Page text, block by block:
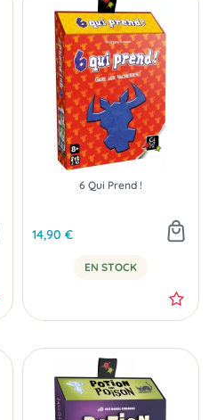
6 Qui Prend !
14,90 €
EN STOCK